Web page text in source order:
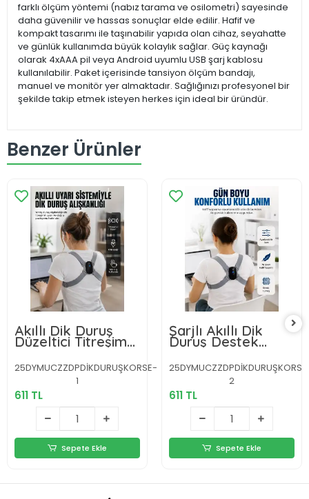
farklı ölçüm yöntemi (nabız tarama ve osilometri) sayesinde
daha güvenilir ve hassas sonuçlar elde edilir. Hafif ve
kompakt tasarımı ile taşınabilir yapıda olan cihaz, seyahatte
ve günlük kullanımda büyük kolaylık sağlar. Güç kaynağı
olarak 4xAAA pil veya Android uyumlu USB şarj kablosu
kullanılabilir. Paket içerisinde tansiyon ölçüm bandajı,
manuel ve monitör yer almaktadır. Sağlığınızı profesyonel bir
şekilde takip etmek isteyen herkes için ideal bir üründür.
Benzer Ürünler
Akıllı Dik Duruş
Düzeltici Titreşim
Uyarılı Şarjlı
Destek Cihazı
25DYMUCZZDPDİKDURUŞKORSE-
1
611 TL
Sepete Ekle
Şarjlı Akıllı Dik
Duruş Destek
Aparatı
Ayarlanabilir Omuz
Bandı
2
611 TL
Sepete Ekle